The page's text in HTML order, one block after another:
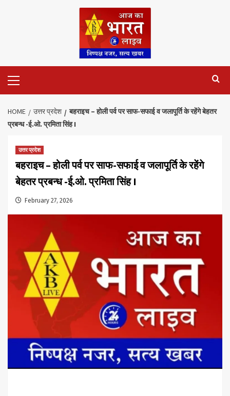
Menu
HOME उत्तर प्रदेश
बहराइच – होली पर्व पर साफ-सफाई व जलापूर्ति के रहेंगे बेहतर
प्रबन्ध -ई.ओ. प्रमिता सिंह I
उत्तर प्रदेश
बहराइच – होली पर्व पर साफ-सफाई व जलापूर्ति के रहेंगे
बेहतर प्रबन्ध -ई.ओ. प्रमिता सिंह I
February 27, 2026